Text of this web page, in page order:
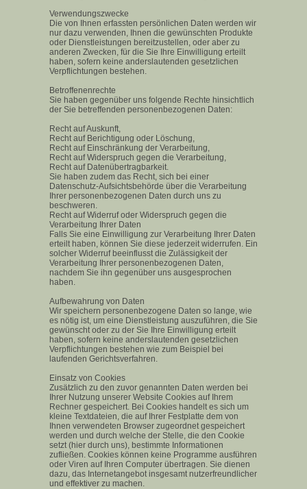
Verwendungszwecke
Die von Ihnen erfassten persönlichen Daten werden wir
nur dazu verwenden, Ihnen die gewünschten Produkte
oder Dienstleistungen bereitzustellen, oder aber zu
anderen Zwecken, für die Sie Ihre Einwilligung erteilt
haben, sofern keine anderslautenden gesetzlichen
Verpflichtungen bestehen.
Betroffenenrechte
Sie haben gegenüber uns folgende Rechte hinsichtlich
der Sie betreffenden personenbezogenen Daten:
Recht auf Auskunft,
Recht auf Berichtigung oder Löschung,
Recht auf Einschränkung der Verarbeitung,
Recht auf Widerspruch gegen die Verarbeitung,
Recht auf Datenübertragbarkeit.
Sie haben zudem das Recht, sich bei einer
Datenschutz-Aufsichtsbehörde über die Verarbeitung
Ihrer personenbezogenen Daten durch uns zu
beschweren.
Recht auf Widerruf oder Widerspruch gegen die
Verarbeitung Ihrer Daten
Falls Sie eine Einwilligung zur Verarbeitung Ihrer Daten
erteilt haben, können Sie diese jederzeit widerrufen. Ein
solcher Widerruf beeinflusst die Zulässigkeit der
Verarbeitung Ihrer personenbezogenen Daten,
nachdem Sie ihn gegenüber uns ausgesprochen
haben.
Aufbewahrung von Daten
Wir speichern personenbezogene Daten so lange, wie
es nötig ist, um eine Dienstleistung auszuführen, die Sie
gewünscht oder zu der Sie Ihre Einwilligung erteilt
haben, sofern keine anderslautenden gesetzlichen
Verpflichtungen bestehen wie zum Beispiel bei
laufenden Gerichtsverfahren.
Einsatz von Cookies
Zusätzlich zu den zuvor genannten Daten werden bei
Ihrer Nutzung unserer Website Cookies auf Ihrem
Rechner gespeichert. Bei Cookies handelt es sich um
kleine Textdateien, die auf Ihrer Festplatte dem von
Ihnen verwendeten Browser zugeordnet gespeichert
werden und durch welche der Stelle, die den Cookie
setzt (hier durch uns), bestimmte Informationen
zufließen. Cookies können keine Programme ausführen
oder Viren auf Ihren Computer übertragen. Sie dienen
dazu, das Internetangebot insgesamt nutzerfreundlicher
und effektiver zu machen.